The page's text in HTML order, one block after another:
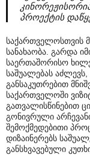
პროექტის
საქართველოსთვის
სანახაობა. გარდა
საერთაშორისო
საშუალებას
განსაკუთრებით
საქართველოში
გათვალისწინებით
გონივრული
შემოქმედებითი
დიზაინერებს
განსხვავებული